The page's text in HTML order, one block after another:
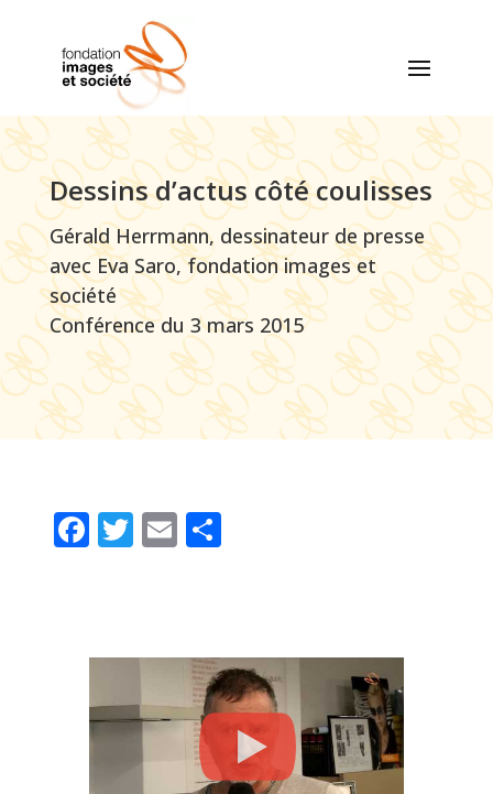
Dessins d’actus côté coulisses
Gérald Herrmann, dessinateur de presse
avec Eva Saro, fondation images et
société
Conférence du 3 mars 2015
Facebook
Twitter
EmailPartager